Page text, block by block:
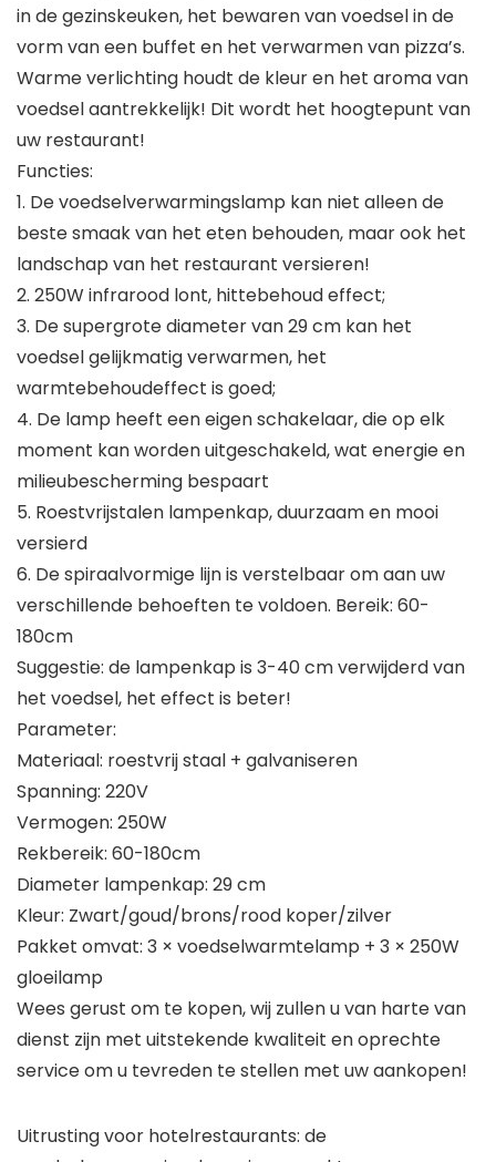
in de gezinskeuken, het bewaren van voedsel in de
vorm van een buffet en het verwarmen van pizza’s.
Warme verlichting houdt de kleur en het aroma van
voedsel aantrekkelijk! Dit wordt het hoogtepunt van
uw restaurant!
Functies:
1. De voedselverwarmingslamp kan niet alleen de
beste smaak van het eten behouden, maar ook het
landschap van het restaurant versieren!
2. 250W infrarood lont, hittebehoud effect;
3. De supergrote diameter van 29 cm kan het
voedsel gelijkmatig verwarmen, het
warmtebehoudeffect is goed;
4. De lamp heeft een eigen schakelaar, die op elk
moment kan worden uitgeschakeld, wat energie en
milieubescherming bespaart
5. Roestvrijstalen lampenkap, duurzaam en mooi
versierd
6. De spiraalvormige lijn is verstelbaar om aan uw
verschillende behoeften te voldoen. Bereik: 60-
180cm
Suggestie: de lampenkap is 3-40 cm verwijderd van
het voedsel, het effect is beter!
Parameter:
Materiaal: roestvrij staal + galvaniseren
Spanning: 220V
Vermogen: 250W
Rekbereik: 60-180cm
Diameter lampenkap: 29 cm
Kleur: Zwart/goud/brons/rood koper/zilver
Pakket omvat: 3 × voedselwarmtelamp + 3 × 250W
gloeilamp
Wees gerust om te kopen, wij zullen u van harte van
dienst zijn met uitstekende kwaliteit en oprechte
service om u tevreden te stellen met uw aankopen!
Uitrusting voor hotelrestaurants: de